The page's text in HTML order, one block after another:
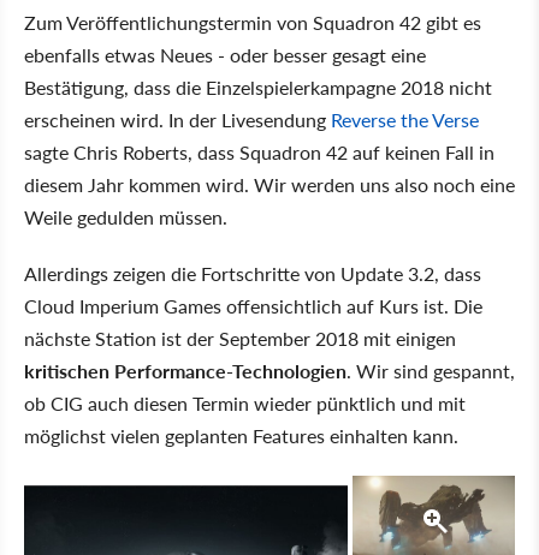
Zum Veröffentlichungstermin von Squadron 42 gibt es
ebenfalls etwas Neues - oder besser gesagt eine
Bestätigung, dass die Einzelspielerkampagne 2018 nicht
erscheinen wird. In der Livesendung Reverse the Verse
sagte Chris Roberts, dass Squadron 42 auf keinen Fall in
diesem Jahr kommen wird. Wir werden uns also noch eine
Weile gedulden müssen.
Allerdings zeigen die Fortschritte von Update 3.2, dass
Cloud Imperium Games offensichtlich auf Kurs ist. Die
nächste Station ist der September 2018 mit einigen
kritischen Performance-Technologien. Wir sind gespannt,
ob CIG auch diesen Termin wieder pünktlich und mit
möglichst vielen geplanten Features einhalten kann.